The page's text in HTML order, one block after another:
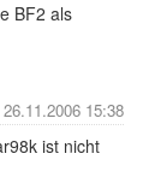
BF2 als
26.11.2006 15:38
ist nicht